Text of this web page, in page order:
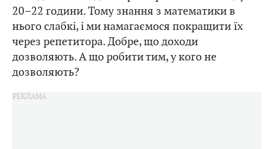
20–22 години. Тому знання з математики в
нього слабкі, і ми намагаємося покращити їх
через репетитора. Добре, що доходи
дозволяють. А що робити тим, у кого не
дозволяють?